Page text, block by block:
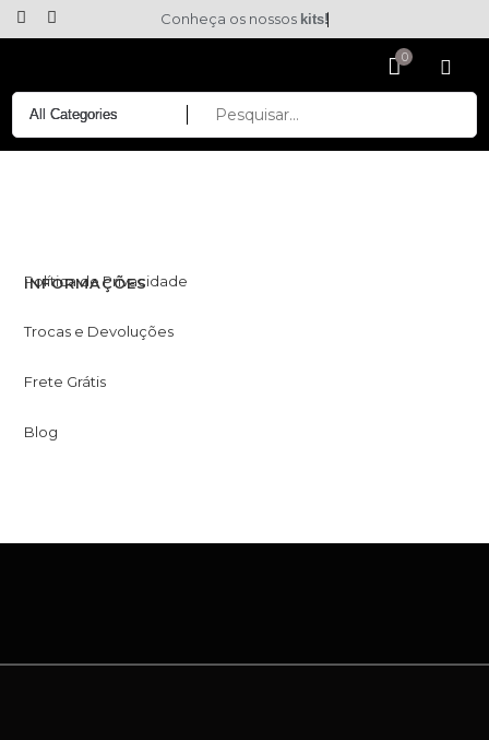
Conheça os nossos kits!
INFORMAÇÕES
Política de Privacidade
Trocas e Devoluções
Frete Grátis
Blog